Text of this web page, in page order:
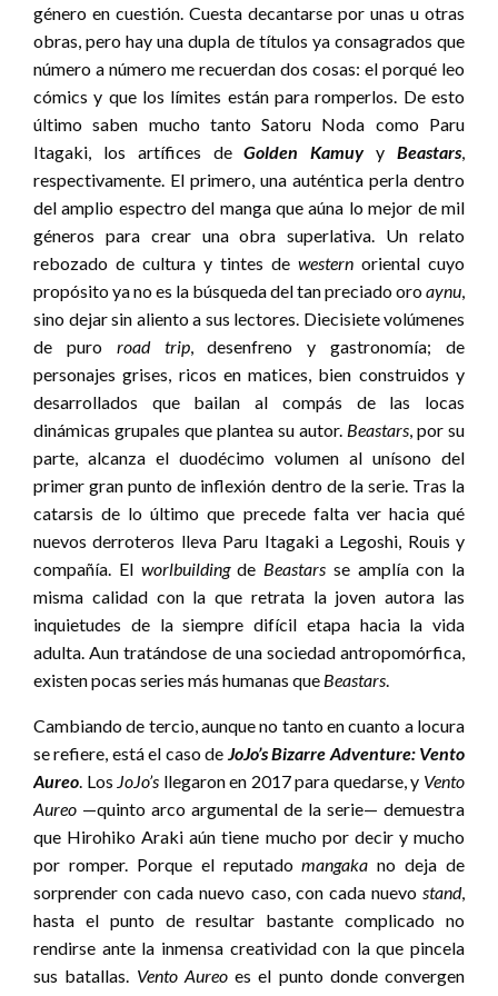
género en cuestión. Cuesta decantarse por unas u otras
obras, pero hay una dupla de títulos ya consagrados que
número a número me recuerdan dos cosas: el porqué leo
cómics y que los límites están para romperlos. De esto
último saben mucho tanto Satoru Noda como Paru
Itagaki, los artífices deGolden KamuyyBeastars
respectivamente. El primero, una auténtica perla dentro
del amplio espectro del manga que aúna lo mejor de mil
géneros para crear una obra superlativa. Un relato
rebozado de cultura y tintes de western oriental cuyo
propósito ya no es la búsqueda del tan preciado oroaynu
sino dejar sin aliento a sus lectores. Diecisiete volúmenes
de puroroad trip, desenfreno y gastronomía; de
personajes grises, ricos en matices, bien construidos y
desarrollados que bailan al compás de las locas
dinámicas grupales que plantea su autor. Beastars , por su
parte, alcanza el duodécimo volumen al unísono del
primer gran punto de inflexión dentro de la serie. Tras la
catarsis de lo último que precede falta ver hacia qué
nuevos derroteros lleva Paru Itagaki a Legoshi, Rouis y
compañía. El worlbuildingde Beastars se amplía con la
misma calidad con la que retrata la joven autora las
inquietudes de la siempre difícil etapa hacia la vida
adulta. Aun tratándose de una sociedad antropomórfica,
existen pocas series más humanas que Beastars
Cambiando de tercio, aunque no tanto en cuanto a locura
se refiere, está el caso de JoJo’s Bizarre Adventure: Vento
Aureo . Los JoJo’s llegaron en 2017 para quedarse, y Vento
Aureo —quinto arco argumental de la serie— demuestra
que Hirohiko Araki aún tiene mucho por decir y mucho
por romper. Porque el reputadomangakano deja de
sorprender con cada nuevo caso, con cada nuevo stand,
hasta el punto de resultar bastante complicado no
rendirse ante la inmensa creatividad con la que pincela
sus batallas. Vento Aureoes el punto donde convergen